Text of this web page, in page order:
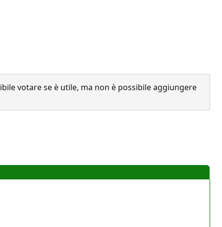
votare se è utile, ma non è possibile aggiungere